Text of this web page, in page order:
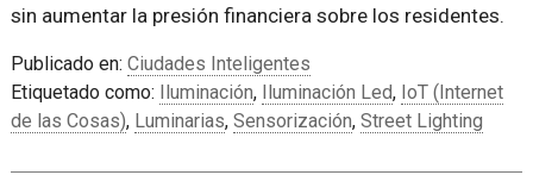
sin aumentar la presión financiera sobre los residentes.
Publicado en: Ciudades Inteligentes
Etiquetado como: Iluminación, Iluminación Led, IoT (Internet
de las Cosas), Luminarias, Sensorización, Street Lighting